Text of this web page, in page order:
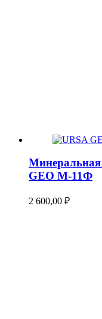
GEO М-11Ф
2 600,00 ₽